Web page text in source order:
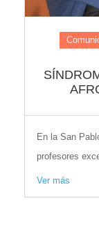
En la San
profesores
Ver más